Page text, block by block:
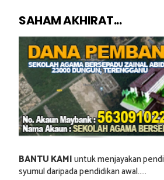
SAHAM AKHIRAT...
BANTU KAMIuntuk menjayakan
syumul daripada pendidikan awal.....